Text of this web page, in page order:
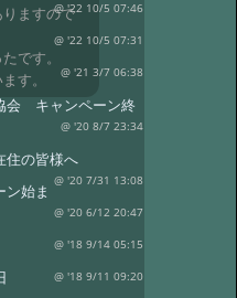
ますので
です。
す。
@ '22 10/5 07:46
@ '22 10/5 07:31
@ '21 3/7 06:38
会 キャンペーン終
@ '20 8/7 23:34
住の皆様へ
@ '20 7/31 13:08
ン始ま
@ '20 6/12 20:47
@ '18 9/14 05:15
@ '18 9/11 09:20